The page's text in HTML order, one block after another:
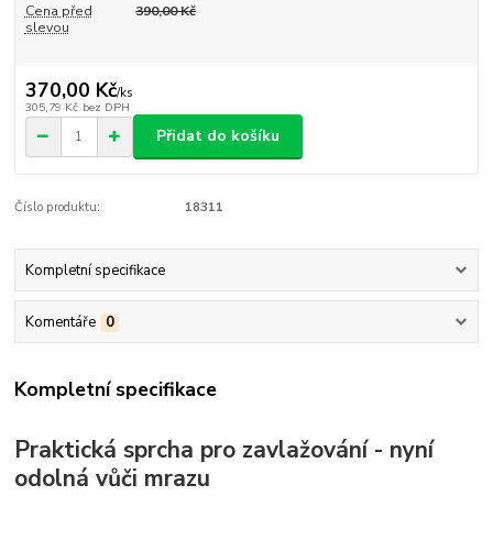
Cena před
slevou
390,00 Kč
370,00 Kč/ks
305,79 Kč bez DPH
Přidat do košíku
Číslo produktu: 18311
Kompletní specifikace
Komentáře 0
Kompletní specifikace
Praktická sprcha pro zavlažování - nyní
odolná vůči mrazu